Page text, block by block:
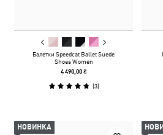
Балетки Speedcat Ballet Suede
Shoes Women
4 490,00 ₴
(3)
НОВИНКА